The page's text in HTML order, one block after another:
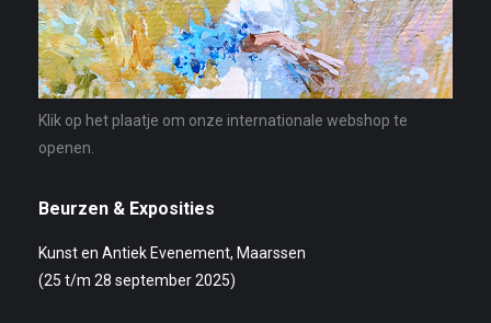
Klik op het plaatje om onze internationale webshop te
openen.
Beurzen & Exposities
Kunst en Antiek Evenement, Maarssen
(25 t/m 28 september 2025)